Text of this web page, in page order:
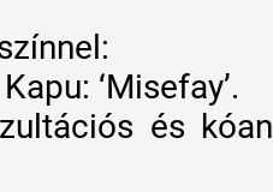
‘Misefay’.
és kóan